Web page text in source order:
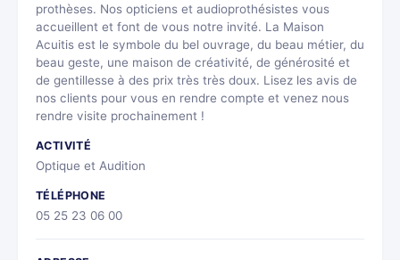
prothèses. Nos opticiens et audioprothésistes vous
accueillent et font de vous notre invité. La Maison
Acuitis est le symbole du bel ouvrage, du beau métier, du
beau geste, une maison de créativité, de générosité et
de gentillesse à des prix très très doux. Lisez les avis de
nos clients pour vous en rendre compte et venez nous
rendre visite prochainement !
ACTIVITÉ
Optique et Audition
TÉLÉPHONE
05 25 23 06 00